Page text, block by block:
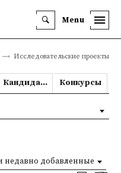
Menu
Исследовательские проекты
Кандидатские и докторские диссертации Конкурсы
недавно добавленные